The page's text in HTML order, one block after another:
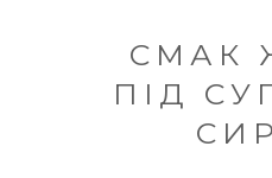
СМАК
ПІД